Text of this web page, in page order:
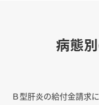
病態
Ｂ型肝炎の給付金請求